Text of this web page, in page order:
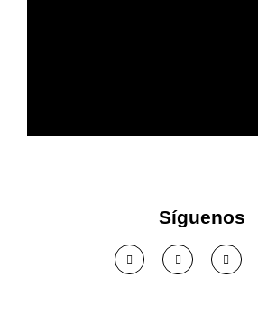
Ver solución >
Síguenos